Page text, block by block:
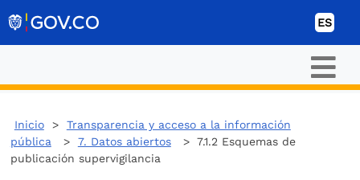
ES
Inicio> Transparencia y acceso a la información
pública > 7. Datos abiertos> 7.1.2 Esquemas de
publicación supervigilancia